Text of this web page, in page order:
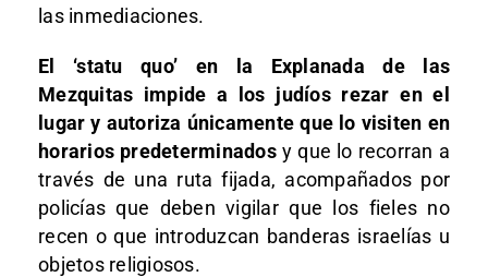
las inmediaciones.
El ‘statu quo’ en la Explanada de las
Mezquitas impide a los judíos rezar en el
lugar y autoriza únicamente que lo visiten en
horarios predeterminadosy que lo recorran a
través de una ruta fijada, acompañados por
policías que deben vigilar que los fieles no
recen o que introduzcan banderas israelías u
objetos religiosos.